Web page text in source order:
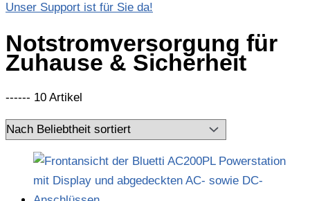
Unser Support ist für Sie da!
Notstromversorgung für
Zuhause & Sicherheit
------ 10 Artikel